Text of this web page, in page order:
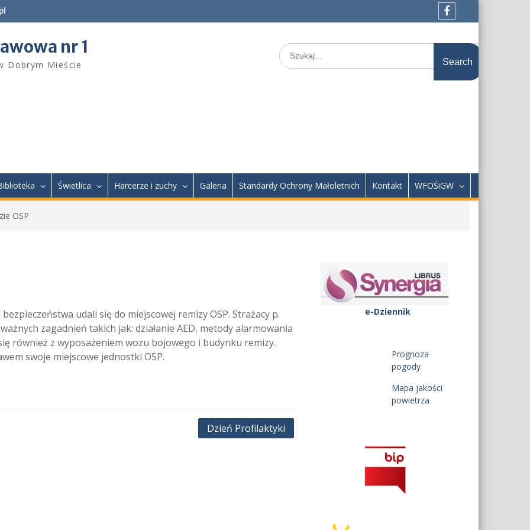
Facebook
nr 1
Dobrym Mieście
Search
for:
Świetlica Harcerze i zuchy Galeria Standardy Ochrony Małoletnich Kontakt WFOŚiGW
OSP
udali się do miejscowej remizy OSP. Strażacy p.
zagadnień takich jak: działanie AED, metody alarmowania
również z wyposażeniem wozu bojowego i budynku remizy.
swoje miejscowe jednostki OSP.
Dzień Profilaktyki
e-Dziennik
Prognoza
pogody
Mapa jakości
powietrza